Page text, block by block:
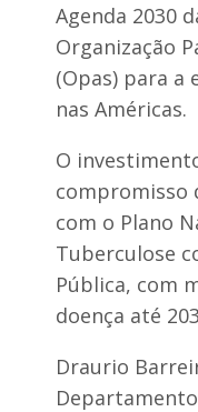
Agenda 2030
Organização
(Opas) para a
nas Américas.
O
compromisso
com o Plano
Tuberculose
Pública, com
doença até
Draurio